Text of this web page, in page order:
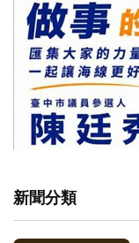
新聞分類